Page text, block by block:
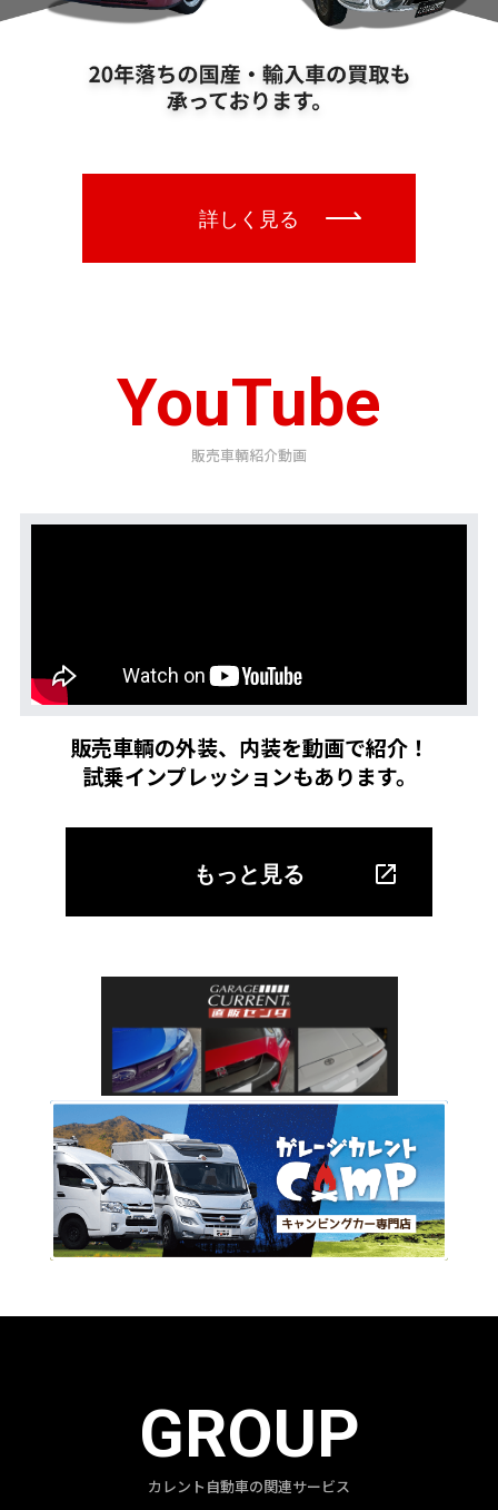
YouTube
販売車輌紹介動画
販売車輌の外装、内装を動画で紹介！
試乗インプレッションもあります。
もっと見る
GROUP
カレント自動車の関連サービス